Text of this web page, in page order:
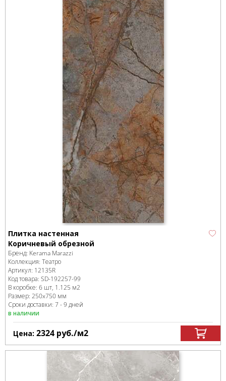
Плитка настенная
Коричневый обрезной
Бренд: Kerama Marazzi
Коллекция: Театро
Артикул: 12135R
Код товара: SD-192257-99
В коробке: 6 шт, 1.125 м2
Размер: 250x750 мм
Сроки доставки: 7 - 9 дней
в наличии
Цена: 2324 руб./м2